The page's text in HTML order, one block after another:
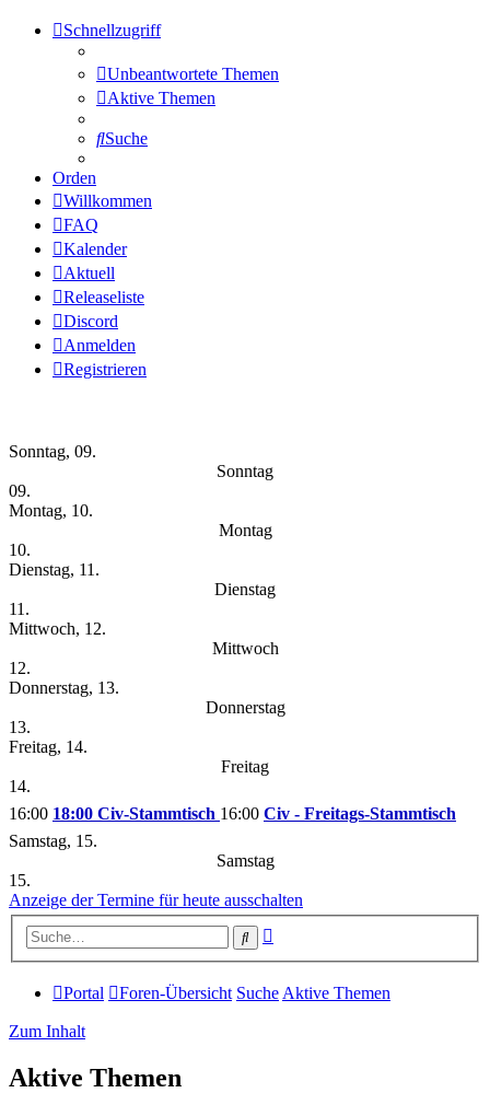
Schnellzugriff
Unbeantwortete Themen
Aktive Themen
Suche
Orden
Willkommen
FAQ
Kalender
Aktuell
Releaseliste
Discord
Anmelden
Registrieren
Sonntag, 09.
Sonntag
09.
Montag, 10.
Montag
10.
Dienstag, 11.
Dienstag
11.
Mittwoch, 12.
Mittwoch
12.
Donnerstag, 13.
Donnerstag
13.
Freitag, 14.
Freitag
14.
16:00 18:00 Civ-Stammtisch 16:00 Civ - Freitags-Stammtisch
Samstag, 15.
Samstag
15.
Anzeige der Termine für heute ausschalten
Suche
Portal Foren-Übersicht Suche Aktive Themen
Zum Inhalt
Aktive Themen